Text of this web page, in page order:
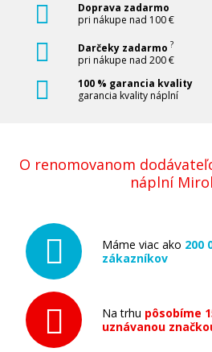
Doprava zadarmo
pri nákupe nad 100 €
Darčeky zadarmo ?
pri nákupe nad 200 €
100 % garancia kvality
garancia kvality náplní
O renomovanom
náplní
Máme viac ako 200
zákazníkov
Na trhu pôsobíme
uznávanou